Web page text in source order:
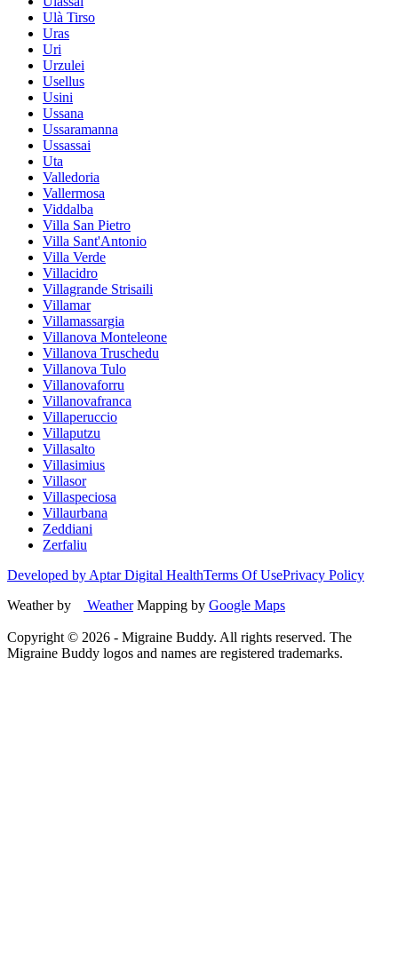
Ulà Tirso
Uras
Uri
Urzulei
Usellus
Usini
Ussana
Ussaramanna
Ussassai
Uta
Valledoria
Vallermosa
Viddalba
Villa San Pietro
Villa Sant'Antonio
Villa Verde
Villacidro
Villagrande Strisaili
Villamar
Villamassargia
Villanova Monteleone
Villanova Truschedu
Villanova Tulo
Villanovaforru
Villanovafranca
Villaperuccio
Villaputzu
Villasalto
Villasimius
Villasor
Villaspeciosa
Villaurbana
Zeddiani
Zerfaliu
Developed by Aptar Digital HealthTerms Of UsePrivacy Policy
Weather by
WeatherMapping by Google Maps
Copyright © 2026 - Migraine Buddy. All rights reserved. The
Migraine Buddy logos and names are registered trademarks.